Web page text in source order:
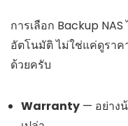
การเลือก Backup
อัตโนมัติ ไม่ใช่แค่ดูราค
ด้วยครับ
Warranty — อย่าง